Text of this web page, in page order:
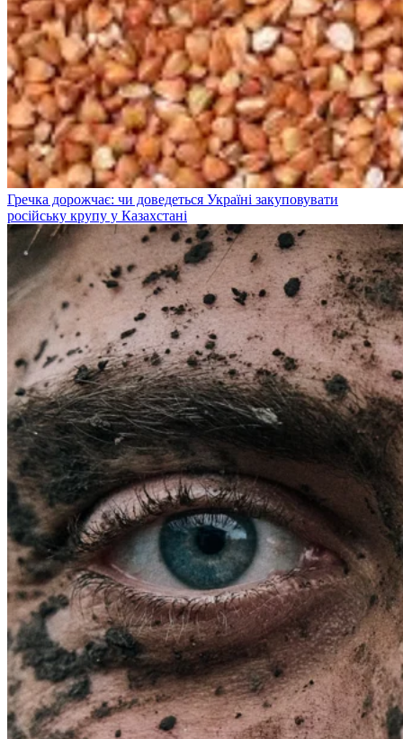
Гречка дорожчає: чи доведеться Україні закуповувати
російську крупу у Казахстані